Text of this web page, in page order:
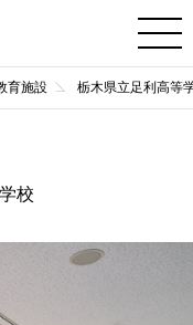
育施設 栃木県立足利高等
校